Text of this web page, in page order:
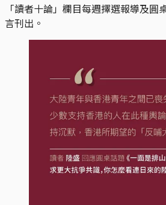
「讀者十論」欄目每週擇選報導及圓
言刊出。